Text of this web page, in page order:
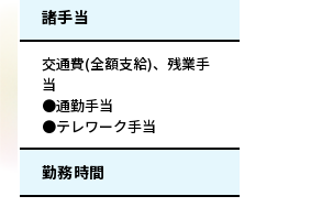
諸手当
交通費(全額支給)、残業手
当
●通勤手当
●テレワーク手当
勤務時間